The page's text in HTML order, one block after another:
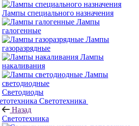
Лампы специального назначения
Лампы
галогенные
Лампы
газоразрядные
Лампы
накаливания
Лампы
светодиодные
Светодиоды
Светотехника
Назад
Светотехника